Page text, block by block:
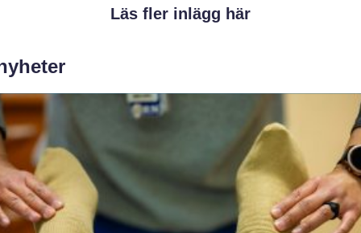
Läs fler inlägg här